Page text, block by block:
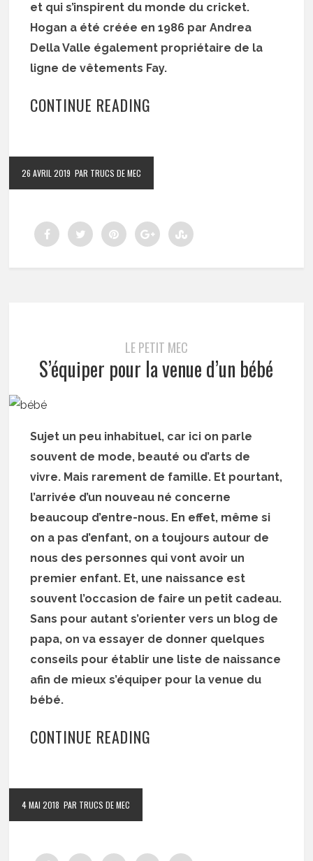
et qui s’inspirent du monde du cricket.
Hogan a été créée en 1986 par Andrea
Della Valle également propriétaire de la
ligne de vêtements Fay.
CONTINUE READING
26 AVRIL 2019 PAR TRUCS DE MEC
LE PETIT MEC
S’équiper pour la venue d’un bébé
Sujet un peu inhabituel, car ici on parle
souvent de mode, beauté ou d’arts de
vivre. Mais rarement de famille. Et pourtant,
l’arrivée d’un nouveau né concerne
beaucoup d’entre-nous. En effet, même si
on a pas d’enfant, on a toujours autour de
nous des personnes qui vont avoir un
premier enfant. Et, une naissance est
souvent l’occasion de faire un petit cadeau.
Sans pour autant s’orienter vers un blog de
papa, on va essayer de donner quelques
conseils pour établir une liste de naissance
afin de mieux s’équiper pour la venue du
bébé.
CONTINUE READING
4 MAI 2018 PAR TRUCS DE MEC